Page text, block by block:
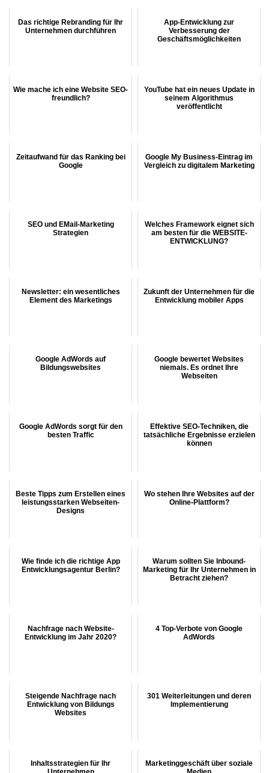
Das richtige Rebranding für Ihr
Unternehmen durchführen
App-Entwicklung zur
Verbesserung der
Geschäftsmöglichkeiten
Wie mache ich eine Website SEO-
freundlich?
YouTube hat ein neues Update in
seinem Algorithmus
veröffentlicht
Zeitaufwand für das Ranking bei
Google
Google My Business-Eintrag im
Vergleich zu digitalem Marketing
SEO und EMail-Marketing
Strategien
Welches Framework eignet sich
am besten für die WEBSITE-
ENTWICKLUNG?
Newsletter: ein wesentliches
Element des Marketings
Zukunft der Unternehmen für die
Entwicklung mobiler Apps
Google AdWords auf
Bildungswebsites
Google bewertet Websites
niemals. Es ordnet Ihre
Webseiten
Google AdWords sorgt für den
besten Traffic
Effektive SEO-Techniken, die
tatsächliche Ergebnisse erzielen
können
Beste Tipps zum Erstellen eines
leistungsstarken Webseiten-
Designs
Wo stehen Ihre Websites auf der
Online-Plattform?
Wie finde ich die richtige App
Entwicklungsagentur Berlin?
Warum sollten Sie Inbound-
Marketing für Ihr Unternehmen in
Betracht ziehen?
Nachfrage nach Website-
Entwicklung im Jahr 2020?
4 Top-Verbote von Google
AdWords
Steigende Nachfrage nach
Entwicklung von Bildungs
Websites
301 Weiterleitungen und deren
Implementierung
Inhaltsstrategien für Ihr
Marketinggeschäft über soziale